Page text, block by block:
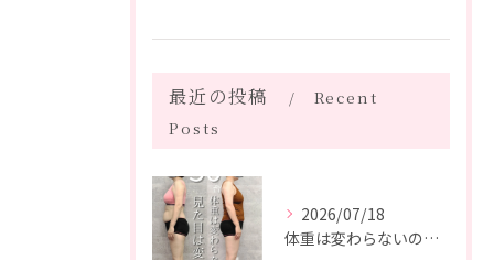
最近の投稿
Recent
Posts
2026/07/18
体重は変わらないのに、見た目は変わった。